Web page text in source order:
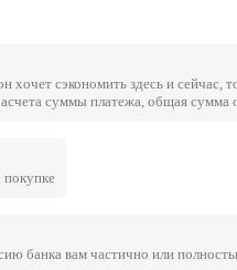
сэкономить здесь и сейчас,
суммы платежа, общая сумма
банка вам частично или